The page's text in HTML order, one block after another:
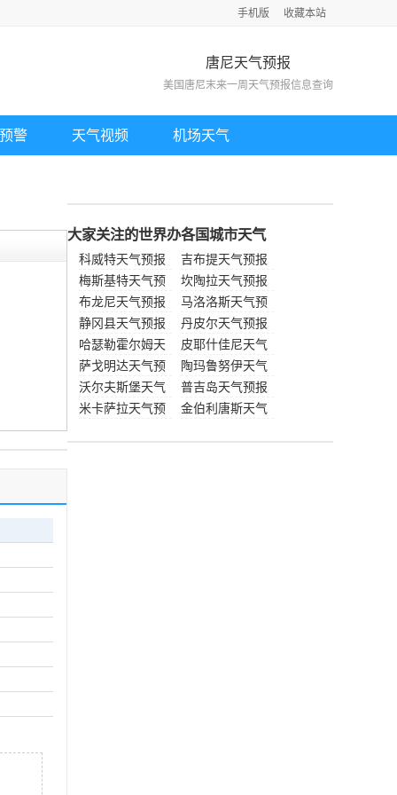
手机版 收藏本站
唐尼天气预报
美国唐尼末来一周天气预报信息查询
警 天气视频 机场天气
大家关注的世界办各国城市天气
科威特天气预报
吉布提天气预报
梅斯基特天气预
报
坎陶拉天气预报
布龙尼天气预报
马洛洛斯天气预
报
静冈县天气预报
丹皮尔天气预报
哈瑟勒霍尔姆天
气预报
皮耶什佳尼天气
预报
萨戈明达天气预
报
陶玛鲁努伊天气
预报
沃尔夫斯堡天气
预报
普吉岛天气预报
米卡萨拉天气预
金伯利唐斯天气